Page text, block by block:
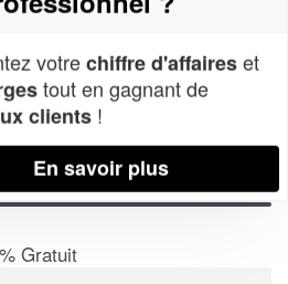
data ©OpenStreetMap contributors,CC-BY-SA
Gratuit
votrechiffre d'affaireset
tout en gagnant de
clients !
En savoir plus